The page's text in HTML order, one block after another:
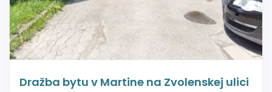
Dražba bytu v Martine na Zvolenskej ulici